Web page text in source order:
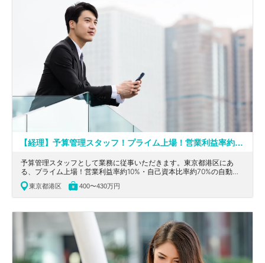
【経理】予算管理スタッフ！プライム上場！営業利益率約10%・自己資本比率約70%の自動車部品業界でトップクラスの収益性・安全性を誇る独立系企業
予算管理スタッフとして業務に従事いただきます。東京都港区にあ
る、プライム上場！営業利益率約10%・自己資本比率約70%の自動車
部品業界でトップクラスの収益性・安全性を誇る独立系企業の求人で
す。東京都港区 400〜430万円